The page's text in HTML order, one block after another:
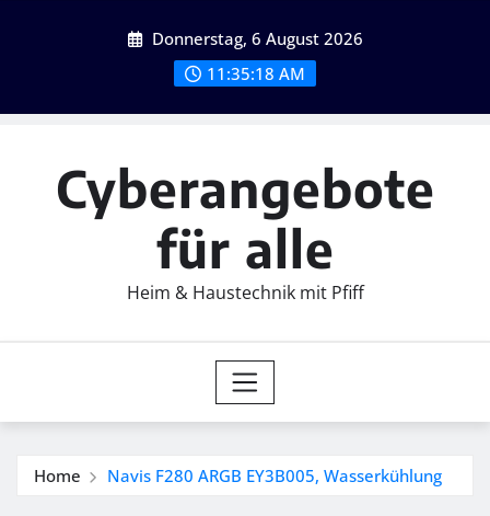
Donnerstag, 6 August 2026
11:35:20 AM
Cyberangebote
für alle
Heim & Haustechnik mit Pfiff
Home Navis F280 ARGB EY3B005, Wasserkühlung